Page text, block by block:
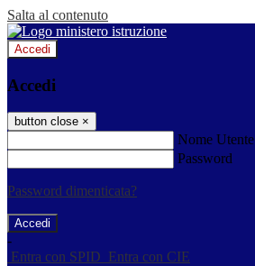
Salta al contenuto
Accedi
Accedi
button close ×
Nome Utente
Password
Password dimenticata?
-
Entra con SPID Entra con CIE